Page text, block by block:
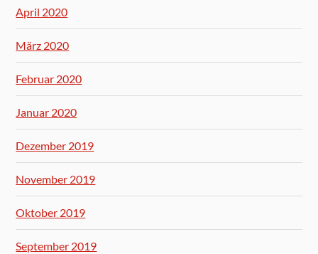
April 2020
März 2020
Februar 2020
Januar 2020
Dezember 2019
November 2019
Oktober 2019
September 2019